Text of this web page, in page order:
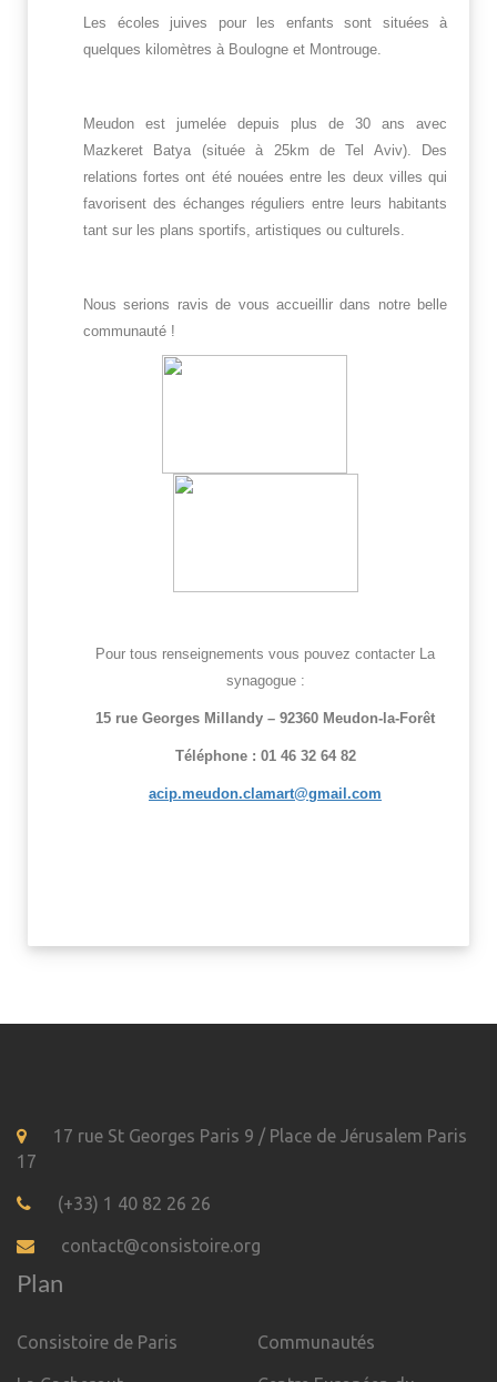
Les écoles juives pour les enfants sont situées à
quelques kilomètres à Boulogne et Montrouge.
Meudon est jumelée depuis plus de 30 ans avec
Mazkeret Batya (située à 25km de Tel Aviv). Des
relations fortes ont été nouées entre les deux villes qui
favorisent des échanges réguliers entre leurs habitants
tant sur les plans sportifs, artistiques ou culturels.
Nous serions ravis de vous accueillir dans notre belle
communauté !
Pour tous renseignements vous pouvez contacter La
synagogue :
15 rue Georges Millandy – 92360 Meudon-la-Forêt
Téléphone : 01 46 32 64 82
acip.meudon.clamart@gmail.com
17 rue St Georges Paris 9 / Place de Jérusalem Paris
17
(+33) 1 40 82 26 26
contact@consistoire.org
Plan
Consistoire de Paris Communautés